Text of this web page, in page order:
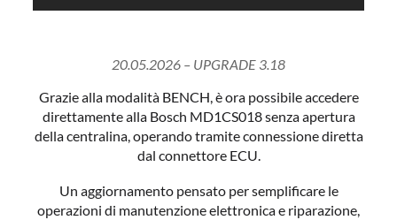
20.05.2026 – UPGRADE 3.18
Grazie alla modalità BENCH, è ora possibile accedere
direttamente alla Bosch MD1CS018 senza apertura
della centralina, operando tramite connessione diretta
dal connettore ECU.
Un aggiornamento pensato per semplificare le
operazioni di manutenzione elettronica e riparazione,